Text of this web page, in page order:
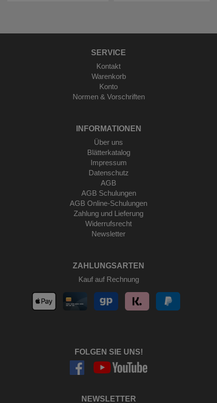
SERVICE
Kontakt
Warenkorb
Konto
Normen & Vorschriften
INFORMATIONEN
Über uns
Blätterkatalog
Impressum
Datenschutz
AGB
AGB Schulungen
AGB Online-Schulungen
Zahlung und Lieferung
Widerrufsrecht
Newsletter
ZAHLUNGSARTEN
Kauf auf Rechnung
FOLGEN SIE UNS!
NEWSLETTER